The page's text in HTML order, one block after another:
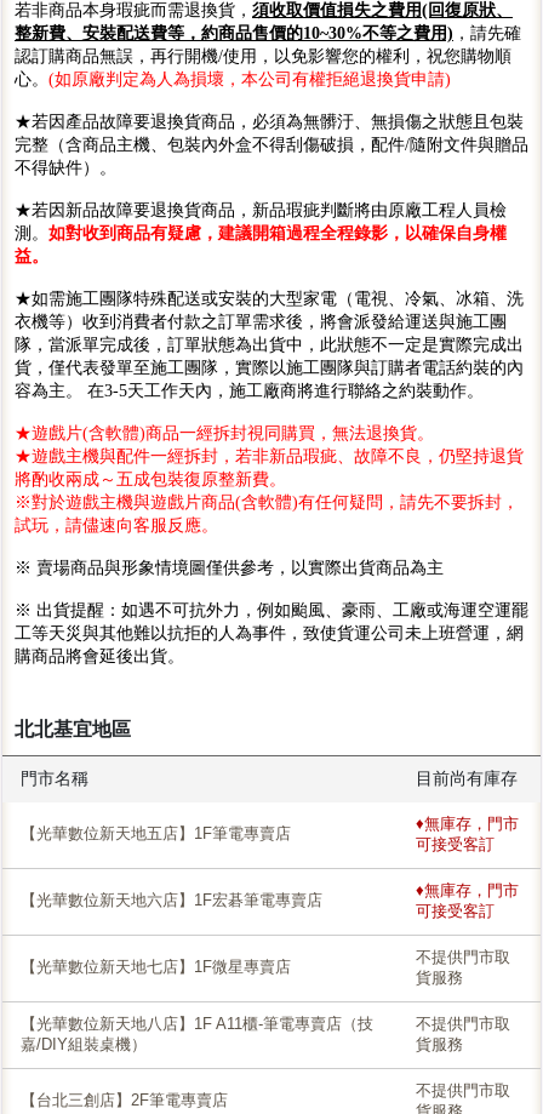
若非商品本身瑕疵而需退換貨， 須收取價值損失之費用(回復原狀、
整新費、安裝配送費等，約商品售價的10~30%不等之費用) ，請先確
認訂購商品無誤，再行開機/使用，以免影響您的權利，祝您購物順
心。 (如原廠判定為人為損壞，本公司有權拒絕退換貨申請)
★若因產品故障要退換貨商品，必須為無髒汙、無損傷之狀態且包裝
完整（含商品主機、包裝內外盒不得刮傷破損，配件/隨附文件與贈品
不得缺件）。
★若因新品故障要退換貨商品，新品瑕疵判斷將由原廠工程人員檢
測。 如對收到商品有疑慮，建議開箱過程全程錄影，以確保自身權
益。
★如需施工團隊特殊配送或安裝的大型家電（電視、冷氣、冰箱、洗
衣機等）收到消費者付款之訂單需求後，將會派發給運送與施工團
隊，當派單完成後，訂單狀態為出貨中，此狀態不一定是實際完成出
貨，僅代表發單至施工團隊，實際以施工團隊與訂購者電話約裝的內
容為主。 在3-5天工作天內，施工廠商將進行聯絡之約裝動作。
★遊戲片(含軟體)商品一經拆封視同購買，無法退換貨。
★遊戲主機與配件一經拆封，若非新品瑕疵、故障不良，仍堅持退貨
將酌收兩成～五成包裝復原整新費。
※對於遊戲主機與遊戲片商品(含軟體)有任何疑問，請先不要拆封，
試玩，請儘速向客服反應。
※ 賣場商品與形象情境圖僅供參考，以實際出貨商品為主
※ 出貨提醒：如遇不可抗外力，例如颱風、豪雨、工廠或海運空運罷
工等天災與其他難以抗拒的人為事件，致使貨運公司未上班營運，網
購商品將會延後出貨。
北北基宜地區
門市名稱 目前尚有庫存
【光華數位新天地五店】1F筆電專賣店
♦無庫存，門市
可接受客訂
【光華數位新天地六店】1F宏碁筆電專賣店
♦無庫存，門市
可接受客訂
【光華數位新天地七店】1F微星專賣店
不提供門市取
貨服務
【光華數位新天地八店】1F A11櫃-筆電專賣店（技
嘉/DIY組裝桌機）
不提供門市取
貨服務
【台北三創店】2F筆電專賣店
不提供門市取